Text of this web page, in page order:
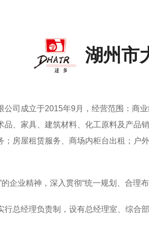
湖州市
公司成立于2015年9月，经营范围：商
、家具、建筑材料、化工原料及产品
；房屋租赁服务、商场内柜台出租；
企业精神，深入贯彻“统一规划、合
总经理负责制，设有总经理室、综合